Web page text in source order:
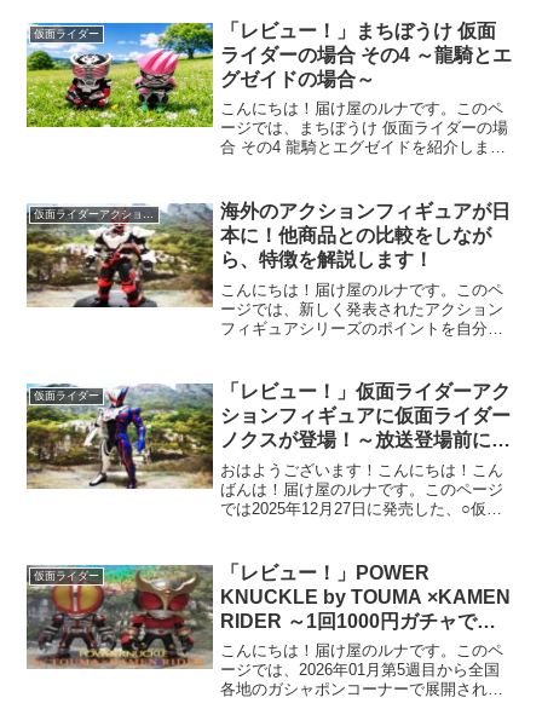
仮面ライダー
「レビュー！」まちぼうけ 仮面
ライダーの場合 その4 ～龍騎とエ
グゼイドの場合～
こんにちは！届け屋のルナです。このペ
ージでは、まちぼうけ 仮面ライダーの場
合 その4 龍騎とエグゼイドを紹介しま
当ブログでは、Amazon・楽天などの商品
を紹介す...
仮面ライダーアクションフィギュア
海外のアクションフィギュアが日
本に！他商品との比較をしなが
ら、特徴を解説します！
こんにちは！届け屋のルナです。このペ
ージでは、新しく発表されたアクション
フィギュアシリーズのポイントを自分な
んでいる方に向けて、「失敗しないため
の選び方」を解説します！...
仮面ライダー
「レビュー！」仮面ライダーアク
ションフィギュアに仮面ライダー
ノクスが登場！～放送登場前に先
駆けて遊べます！～
おはようございます！こんにちは！こん
ばんは！届け屋のルナです。このページ
では2025年12月27日に発売した、○仮面
仮面ライダーノクスのレビュー記事とな
ります！バ...
仮面ライダー
「レビュー！」POWER
KNUCKLE by TOUMA ×KAMEN
RIDER ～1回1000円ガチャでゲ
ットできるハイクオリティフィギ
ュア爆誕！！！～
こんにちは！届け屋のルナです。このペ
ージでは、2026年01月第5週目から全国
各地のガシャポンコーナーで展開されて